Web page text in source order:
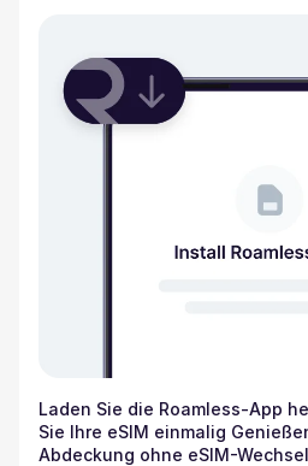
Laden Sie die Roamless-App
Sie Ihre eSIM einmalig
Abdeckung ohne eSIM-